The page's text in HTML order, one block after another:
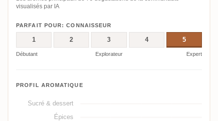
visualisés par IA
PARFAIT POUR: CONNAISSEUR
1 2 3 4 5
Débutant Explorateur Expert
PROFIL AROMATIQUE
Sucré & dessert
Épices